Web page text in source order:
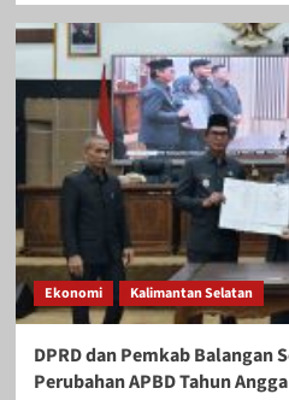
Ekonomi Kalimantan Selatan
DPRD dan Pemkab Balangan
Perubahan APBD Tahun